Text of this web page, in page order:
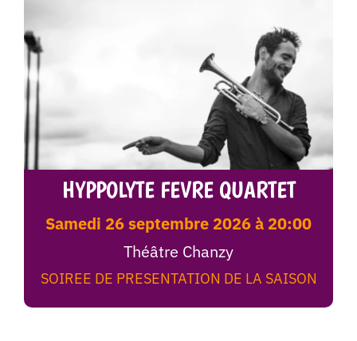
HYPPOLYTE FEVRE QUARTET
samedi 26 septembre 2026 à 20:00
Théâtre Chanzy
SOIREE DE PRESENTATION DE LA SAISON